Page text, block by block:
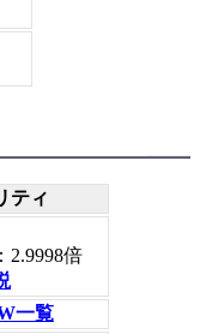
ティ
2.9998倍
一覧